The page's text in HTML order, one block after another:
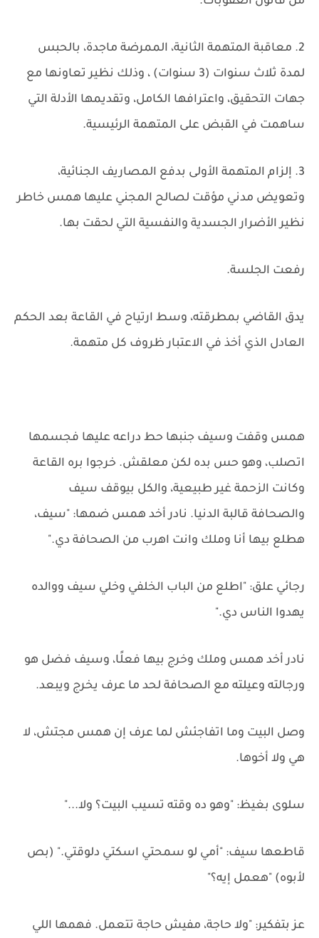
2. معاقبة المتهمة الثانية، الممرضة ماجدة، بالحبس
لمدة ثلاث سنوات (3 سنوات) ، وذلك نظير تعاونها مع
جهات التحقيق، واعترافها الكامل، وتقديمها الأدلة التي
ساهمت في القبض على المتهمة الرئيسية.
3. إلزام المتهمة الأولى بدفع المصاريف الجنائية،
وتعويض مدني مؤقت لصالح المجني عليها همس خاطر
نظير الأضرار الجسدية والنفسية التي لحقت بها.
رفعت الجلسة.
يدق القاضي بمطرقته، وسط ارتياح في القاعة بعد الحكم
العادل الذي أخذ في الاعتبار ظروف كل متهمة.
همس وقفت وسيف جنبها حط دراعه عليها فجسمها
اتصلب، وهو حس بده لكن معلقش. خرجوا بره القاعة
وكانت الزحمة غير طبيعية، والكل بيوقف سيف
والصحافة قالبة الدنيا. نادر أخد همس ضمها: "سيف،
هطلع بيها أنا وملك وانت اهرب من الصحافة دي."
رجائي علق: "اطلع من الباب الخلفي وخلي سيف ووالده
يهدوا الناس دي."
نادر أخد همس وملك وخرج بيها فعلًا، وسيف فضل هو
ورجالته وعيلته مع الصحافة لحد ما عرف يخرج ويبعد.
وصل البيت وما اتفاجئش لما عرف إن همس مجتش، لا
هي ولا أخوها.
سلوى بغيظ: "وهو ده وقته تسيب البيت؟ ولا..."
قاطعها سيف: "أمي لو سمحتي اسكتي دلوقتي." (بص
لأبوه) "هعمل إيه؟"
عز بتفكير: "ولا حاجة، مفيش حاجة تتعمل. فهمها اللي